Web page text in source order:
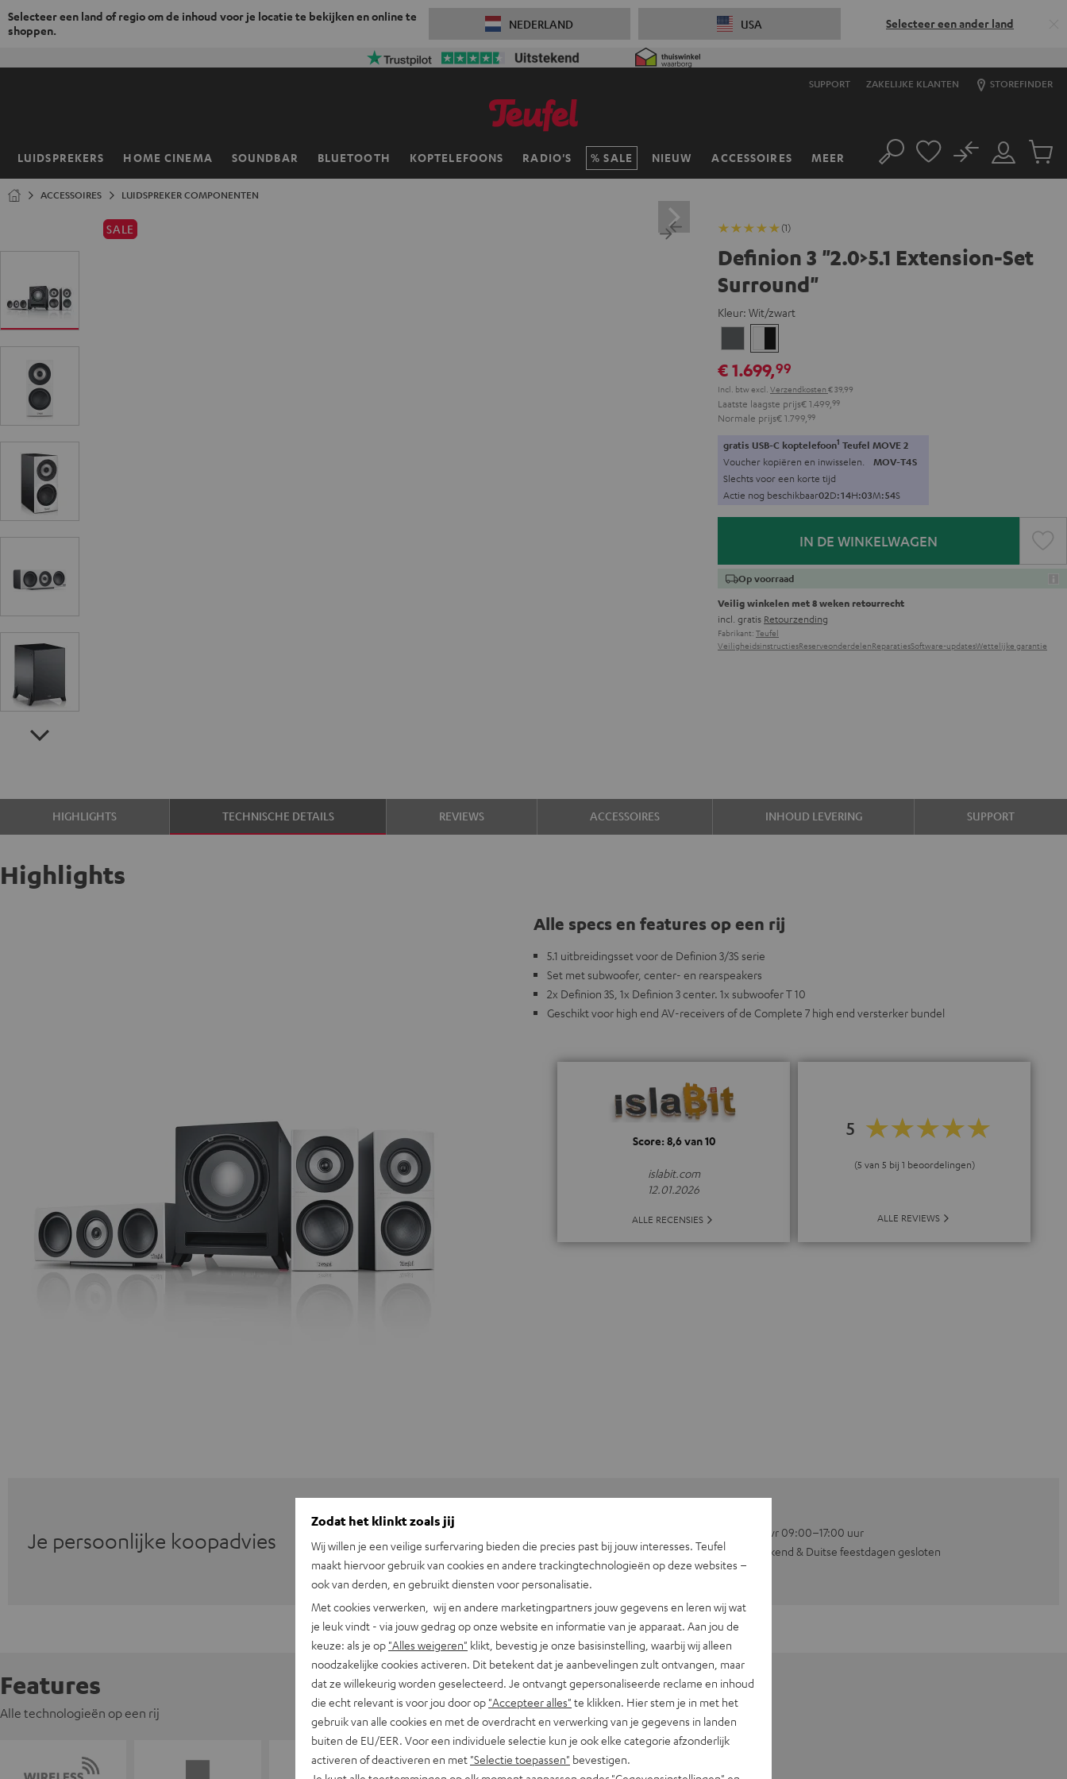
Selecteer een land of regio om de inhoud voor je locatie te bekijken en online te
shoppen.
NEDERLAND USA Selecteer een ander land
SUPPORT ZAKELIJKE KLANTEN STOREFINDER
LUIDSPREKERS HOME CINEMA SOUNDBAR BLUETOOTH KOPTELEFOONS RADIO'S SALE NIEUW ACCESSOIRES MEER
Home Zoeken
Mijn
account
No
ACCESSOIRES LUIDSPREKER COMPONENTEN
SALE (1)
Definion 3 "2.0>5.1 Extension-Set
Surround"
Kleur: Wit/zwart
€ 1.699,99
Incl. btwexcl. Verzendkosten € 39,99
Laatste laagste prijs€ 1.499, 99
Normale prijs€ 1.799, 99
gratis USB-C koptelefoon1 Teufel MOVE 2
Voucher kopiëren en inwisselen. MOV-T4S
Slechts voor een korte tijd
Actie nog beschikbaar02D:14H:03M:53S
IN DE WINKELWAGEN
Op voorraad
Veilig winkelen met 8 weken retourrecht
incl. gratis Retourzending
Fabrikant: Teufel
VeiligheidsinstructiesReserveonderdelenReparatiesSoftware-updatesWettelijke garantie
HIGHLIGHTS TECHNISCHE DETAILS REVIEWS ACCESSOIRES INHOUD LEVERING SUPPORT
Highlights
Alle specs en features op een rij
5.1 uitbreidingsset voor de Definion 3/3S serie
Set met subwoofer, center- en rearspeakers
2x Definion 3S, 1x Definion 3 center. 1x subwoofer T 10
Geschikt voor high end AV-receivers of de Complete 7 high end versterker bundel
Score: 8,6 van 10
islabit.com
12.01.2026
ALLE RECENSIES
5
(5 van 5 bij 1 beoordelingen)
ALLE REVIEWS
Je persoonlijke koopadvies +31 (0)20 8083195
Ma–vr 09:00–17:00 uur
Weekend & Duitse feestdagen gesloten
Features
Alle technologieën op een rij
Zodat het klinkt zoals jij
Wij willen je een veilige surfervaring bieden die precies past bij jouw interesses. Teufel
maakt hiervoor gebruik van cookies en andere trackingtechnologieën op deze websites –
ook van derden, en gebruikt diensten voor personalisatie.
Met cookies verwerken, wij en andere marketingpartners jouw gegevens en leren wij wat
je leuk vindt - via jouw gedrag op onze website en informatie van je apparaat. Aan jou de
keuze: als je op "Alles weigeren" klikt, bevestig je onze basisinstelling, waarbij wij alleen
noodzakelijke cookies activeren. Dit betekent dat je aanbevelingen zult ontvangen, maar
dat ze willekeurig worden geselecteerd. Je ontvangt gepersonaliseerde reclame en inhoud
die echt relevant is voor jou door op "Accepteer alles" te klikken. Hier stem je in met het
gebruik van alle cookies en met de overdracht en verwerking van je gegevens in landen
buiten de EU/EER. Voor een individuele selectie kun je ook elke categorie afzonderlijk
activeren of deactiveren en met "Selectie toepassen" bevestigen.